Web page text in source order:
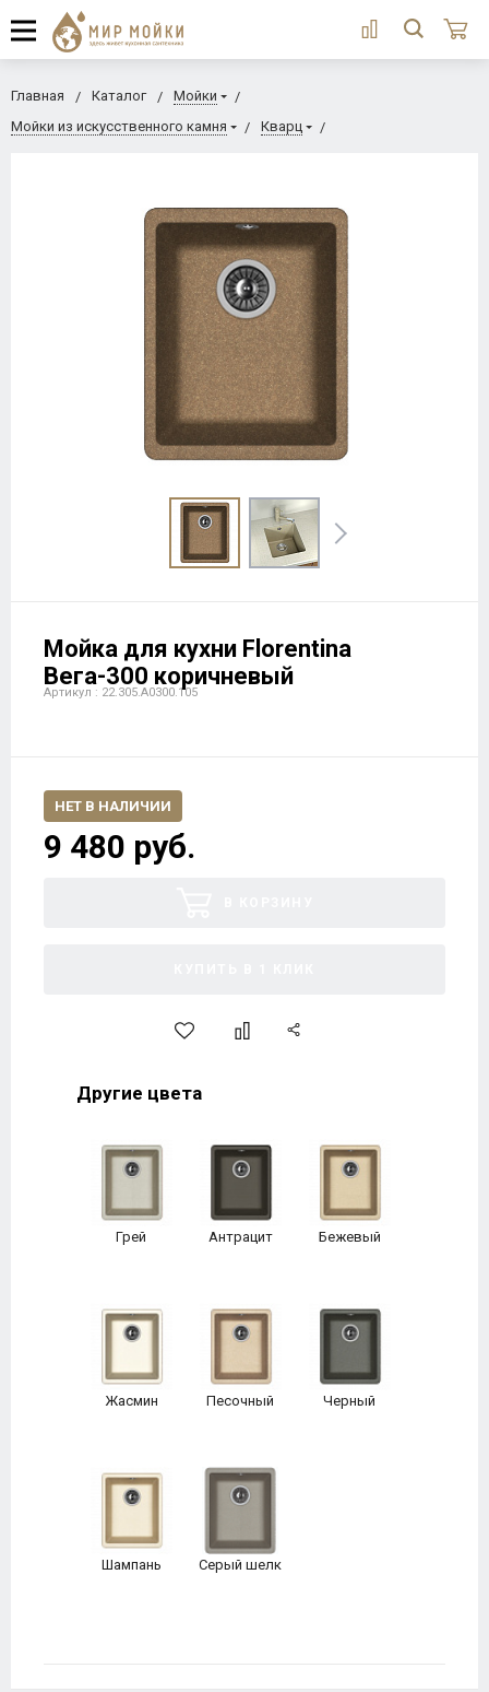
Главная Каталог
Мойки
Мойки из искусственного камня
Кварц
Мойка для кухни Florentina
Вега-300 коричневый
Артикул : 22.305.A0300.105
НЕТ В НАЛИЧИИ
9 480 руб.
Другие цвета
Грей Антрацит Бежевый
Жасмин Песочный Черный
Шампань Серый шелк